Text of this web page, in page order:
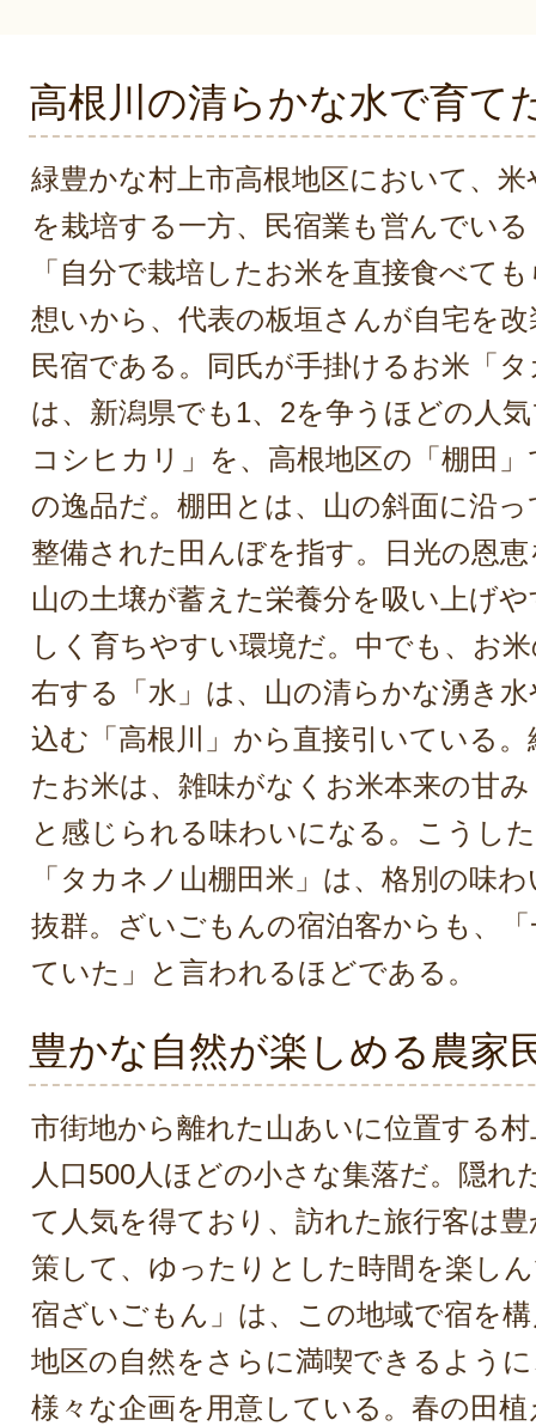
高根川の清らかな水で育て
緑豊かな村上市高根地区において、
を栽培する一方、民宿業も営んでい
「自分で栽培したお米を直接食べて
想いから、代表の板垣さんが自宅を
民宿である。同氏が手掛けるお米「
は、新潟県でも1、2を争うほどの人
コシヒカリ」を、高根地区の「棚田
の逸品だ。棚田とは、山の斜面に沿
整備された田んぼを指す。日光の恩
山の土壌が蓄えた栄養分を吸い上げ
しく育ちやすい環境だ。中でも、お
右する「水」は、山の清らかな湧き
込む「高根川」から直接引いている
たお米は、雑味がなくお米本来の甘
と感じられる味わいになる。こうし
「タカネノ山棚田米」は、格別の味
抜群。ざいごもんの宿泊客からも、
ていた」と言われるほどである。
豊かな自然が楽しめる農家
市街地から離れた山あいに位置する
人口500人ほどの小さな集落だ。隠れ
て人気を得ており、訪れた旅行客は
策して、ゆったりとした時間を楽し
宿ざいごもん」は、この地域で宿を
地区の自然をさらに満喫できるよう
様々な企画を用意している。春の田